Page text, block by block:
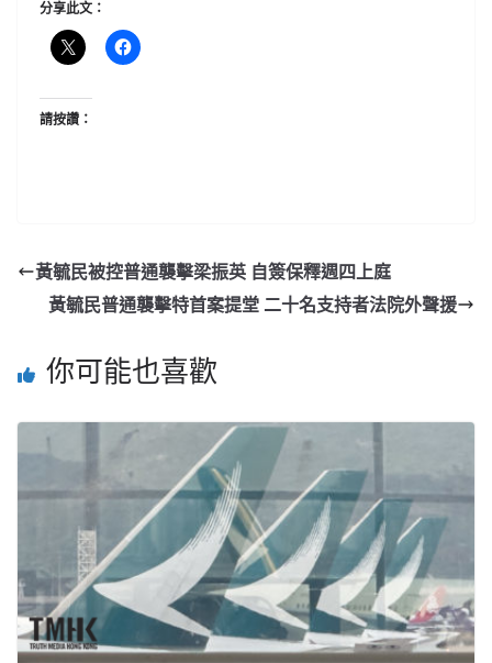
分享此文：
請按讚：
黃毓民被控普通襲擊梁振英 自簽保釋週四上庭
黃毓民普通襲擊特首案提堂 二十名支持者法院外聲援
你可能也喜歡